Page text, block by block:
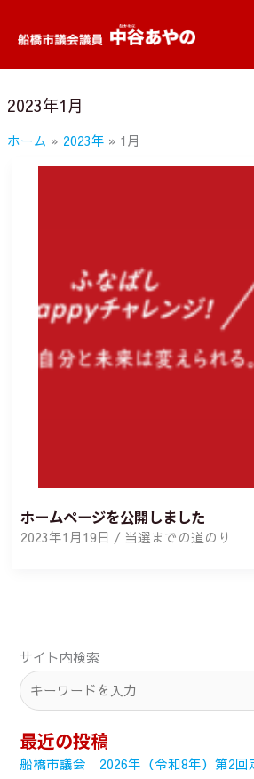
キ2023年1月
ホーム 2023年 1月
ホームページを公開しました
2023年1月19日 / 当選までの道のり
サイト内検索
最近の投稿
船橋市議会 2026年（令和8年）第2